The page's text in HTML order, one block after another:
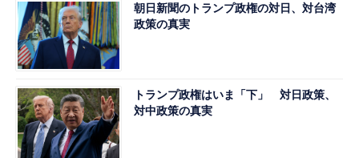
朝日新聞のトランプ政権の対日、対台湾
政策の真実
トランプ政権はいま「下」 対日政策、
対中政策の真実